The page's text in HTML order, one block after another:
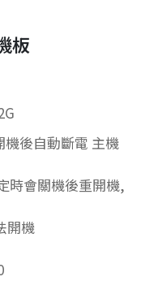
板
後自動斷電 主機
時會關機後重開機,
開機